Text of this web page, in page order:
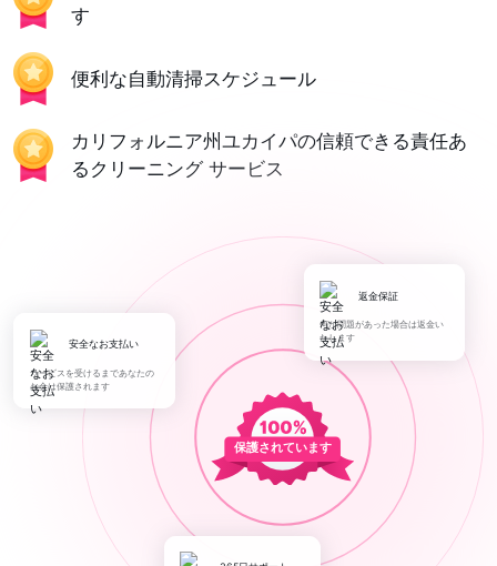
す
便利な自動清掃スケジュール
カリフォルニア州ユカイパの信頼できる責任あ
るクリーニング サービス
保護されています
安全なお支払い
サービスを受けるまであなたの
お金は保護されます
返金保証
何か問題があった場合は返金い
たします